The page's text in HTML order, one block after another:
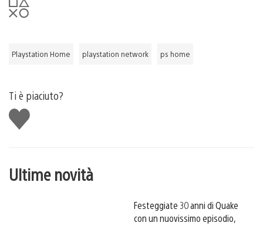
Playstation Home playstation network ps home
Ti è piaciuto?
Mi
piace
Ultime novità
Festeggiate 30 anni di Quake
con un nuovissimo episodio,